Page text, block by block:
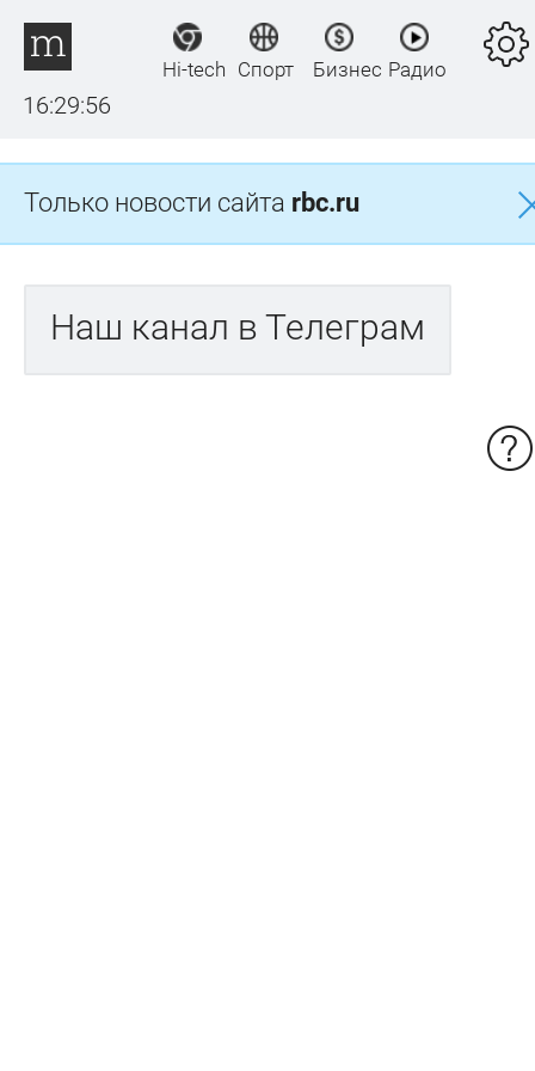
16:29:57
Hi-tech Спорт Бизнес Радио
Только новости сайта rbc.ru
Наш канал в Телеграм